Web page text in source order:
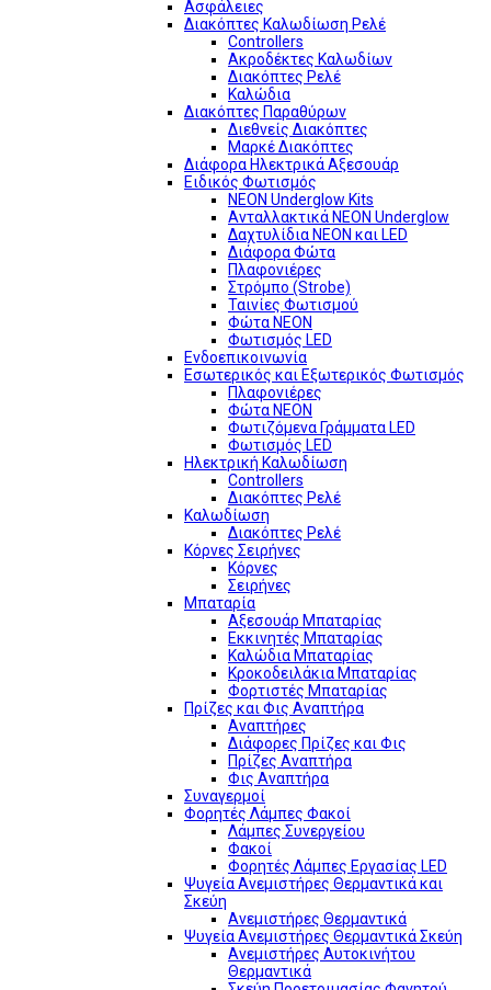
Ασφάλειες
Διακόπτες Καλωδίωση Ρελέ
Controllers
Ακροδέκτες Καλωδίων
Διακόπτες Ρελέ
Καλώδια
Διακόπτες Παραθύρων
Διεθνείς Διακόπτες
Μαρκέ Διακόπτες
Διάφορα Ηλεκτρικά Αξεσουάρ
Ειδικός Φωτισμός
NEON Underglow Kits
Ανταλλακτικά NEON Underglow
Δαχτυλίδια NEON και LED
Διάφορα Φώτα
Πλαφονιέρες
Στρόμπο (Strobe)
Ταινίες Φωτισμού
Φώτα NEON
Φωτισμός LED
Ενδοεπικοινωνία
Εσωτερικός και Εξωτερικός Φωτισμός
Πλαφονιέρες
Φώτα NEON
Φωτιζόμενα Γράμματα LED
Φωτισμός LED
Ηλεκτρική Καλωδίωση
Controllers
Διακόπτες Ρελέ
Καλωδίωση
Διακόπτες Ρελέ
Κόρνες Σειρήνες
Κόρνες
Σειρήνες
Μπαταρία
Αξεσουάρ Μπαταρίας
Εκκινητές Μπαταρίας
Καλώδια Μπαταρίας
Κροκοδειλάκια Μπαταρίας
Φορτιστές Μπαταρίας
Πρίζες και Φις Αναπτήρα
Αναπτήρες
Διάφορες Πρίζες και Φις
Πρίζες Αναπτήρα
Φις Αναπτήρα
Συναγερμοί
Φορητές Λάμπες Φακοί
Λάμπες Συνεργείου
Φακοί
Φορητές Λάμπες Εργασίας LED
Ψυγεία Ανεμιστήρες Θερμαντικά και
Σκεύη
Ανεμιστήρες Θερμαντικά
Ψυγεία Ανεμιστήρες Θερμαντικά Σκεύη
Ανεμιστήρες Αυτοκινήτου
Θερμαντικά